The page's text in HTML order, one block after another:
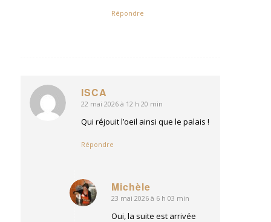
Répondre
ISCA
dit
:
22 mai 2026 à 12 h 20 min
Qui réjouit l’oeil ainsi que le palais !
Répondre
Michèle
dit
23 mai 2026 à 6 h 03 min
Oui, la suite est arrivée